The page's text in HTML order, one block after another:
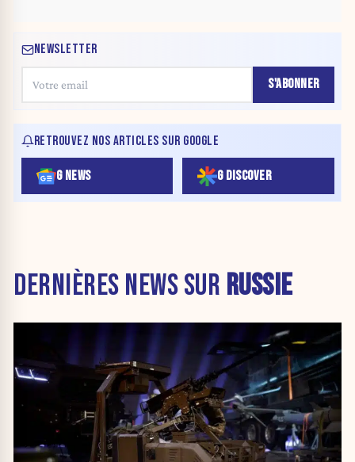
NEWSLETTER
S'ABONNER
RETROUVEZ NOS ARTICLES SUR GOOGLE
G NEWS G DISCOVER
DERNIÈRES NEWS SUR RUSSIE